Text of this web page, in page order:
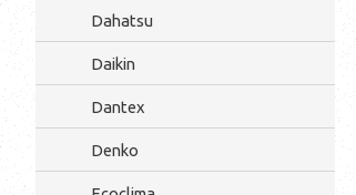
Dahatsu
Daikin
Dantex
Denko